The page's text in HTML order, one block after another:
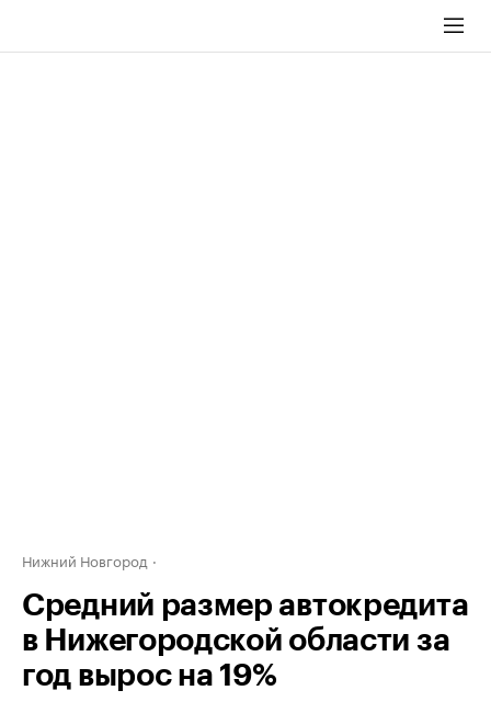
Нижний Новгород
Средний размер автокредита
в Нижегородской области за
год вырос на 19%